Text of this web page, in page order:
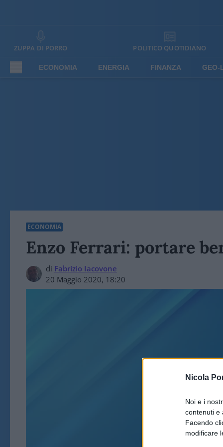
Nicola
Noi e i
contenuti e
Facendo
modificare
ZUPPA DI PORRO POLITICO QUOTIDIANO
ECONOMIA ENERGIA FINANZA GEO-
ECONOMIA
Enzo Ferrari: portare
di Fabrizio Iacovone
20 Maggio 2020, 18:20